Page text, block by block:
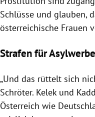
Schlüsse und glauben,
österreichische Frauen
Strafen für
„Und das rüttelt sich
Schröter. Kelekund
Österreich wie